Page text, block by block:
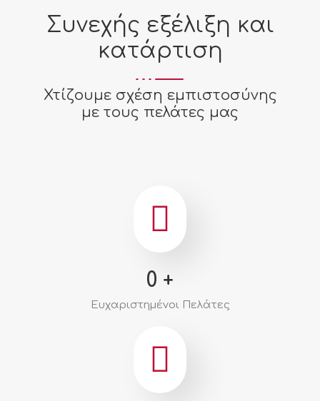
Συνεχής εξέλιξη και
κατάρτιση
Χτίζουμε σχέση εμπιστοσύνης
με τους πελάτες μας
0 +
Ευχαριστημένοι Πελάτες